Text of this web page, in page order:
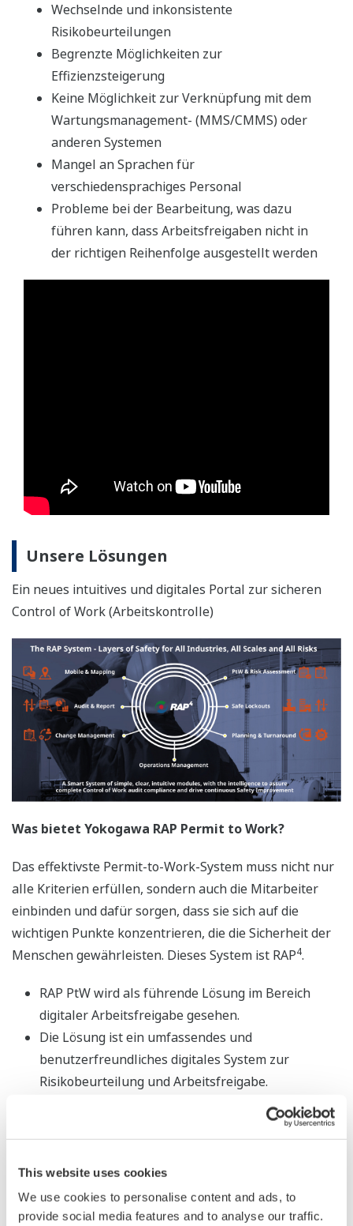
This website uses cookies
We use cookies to personalise content and ads, to
provide social media features and to analyse our traffic.
Wechselnde und inkonsistente
Risikobeurteilungen
Begrenzte Möglichkeiten zur
Effizienzsteigerung
Keine Möglichkeit zur Verknüpfung mit dem
Wartungsmanagement- (MMS/CMMS) oder
anderen Systemen
Mangel an Sprachen für
verschiedensprachiges Personal
Probleme bei der Bearbeitung, was dazu
führen kann, dass Arbeitsfreigaben nicht in
der richtigen Reihenfolge ausgestellt werden
Unsere Lösungen
Ein neues intuitives und digitales Portal zur sicheren
Control of Work (Arbeitskontrolle)
Was bietet Yokogawa RAP Permit to Work?
Das effektivste Permit-to-Work-System muss nicht nur
alle Kriterien erfüllen, sondern auch die Mitarbeiter
einbinden und dafür sorgen, dass sie sich auf die
wichtigen Punkte konzentrieren, die die Sicherheit der
Menschen gewährleisten. Dieses System ist RAP4.
RAP PtW wird als führende Lösung im Bereich
digitaler Arbeitsfreigabe gesehen.
Die Lösung ist ein umfassendes und
benutzerfreundliches digitales System zur
Risikobeurteilung und Arbeitsfreigabe.
Das einzigartige, intelligente, auf Symbolen
basierendes Design stellt sicher, dass alle Regeln
können und mit den vielen Möglichkeiten der
Konfiguration passt es sich an jeden Arbeitsablauf
an.